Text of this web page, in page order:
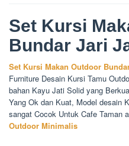
Set Kursi
Bundar Jari
Set Kursi Makan Outdoor
Furniture Desain Kursi Tamu
bahan Kayu Jati Solid yang
Yang Ok dan Kuat, Model desain
sangat Cocok Untuk Cafe Taman
Outdoor Minimalis